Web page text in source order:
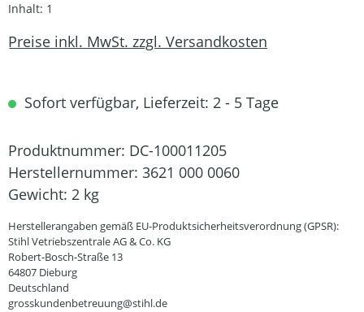
Inhalt: 1
Preise inkl. MwSt. zzgl. Versandkosten
Sofort verfügbar, Lieferzeit: 2 - 5 Tage
Produktnummer: DC-100011205
Herstellernummer: 3621 000 0060
Gewicht: 2 kg
Herstellerangaben gemäß EU-Produktsicherheitsverordnung (GPSR):
Stihl Vetriebszentrale AG & Co. KG
Robert-Bosch-Straße 13
64807 Dieburg
Deutschland
grosskundenbetreuung@stihl.de